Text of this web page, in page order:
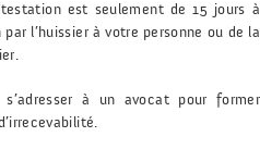
est seulement de 15 jours à
l’huissier à votre personne ou de la
à un avocat pour former